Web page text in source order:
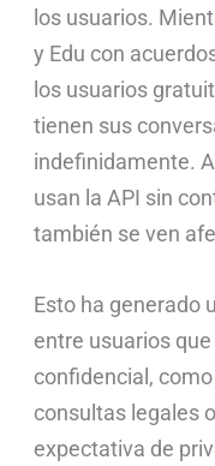
los usuarios.
y Edu con
los usuarios
tienen sus
indefinidamente.
usan la API sin
también se ven
Esto ha generado
entre usuarios
confidencial,
consultas legales
expectativa de